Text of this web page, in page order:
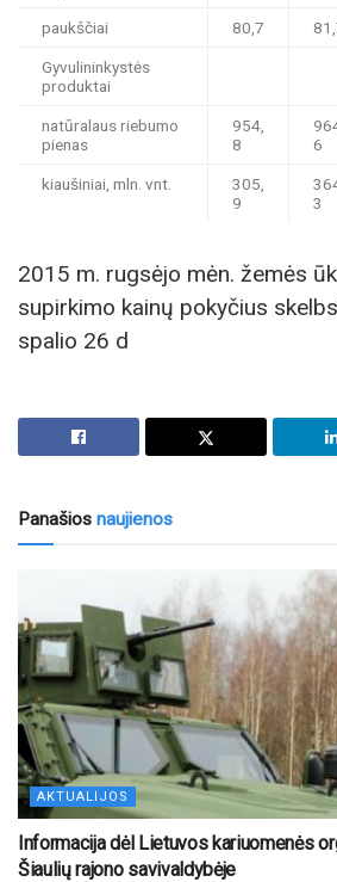
paukščiai 80,7
Gyvulininkystės
produktai
natūralaus riebumo
pienas
954,
8
6
kiaušiniai, mln. vnt.
305,
9
3
2015 m. rugsėjo mėn. žemės
supirkimo kainų pokyčius
spalio 26 d
Panašios naujienos
AKTUALIJOS
Informacija dėl Lietuvos kariuomenės
Šiaulių rajono savivaldybėje